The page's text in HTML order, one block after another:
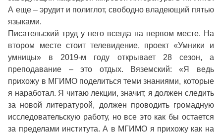
А еще – эрудит и полиглот, свободно владеющий пятью
языками.
Писательский труд у него всегда на первом месте. На
втором месте стоит телевидение, проект «Умники и
умницы» в 2019-м году открывает 28 сезон, а
преподавание – это отдых. Вяземский: «Я ведь
прихожу в МГИМО поделиться теми знаниями, которые
я наработал. Я читаю лекции, значит, я должен следить
за новой литературой, должен проводить громадную
исследовательскую работу, но все это как бы остается
за пределами института. А в МГИМО я прихожу как на